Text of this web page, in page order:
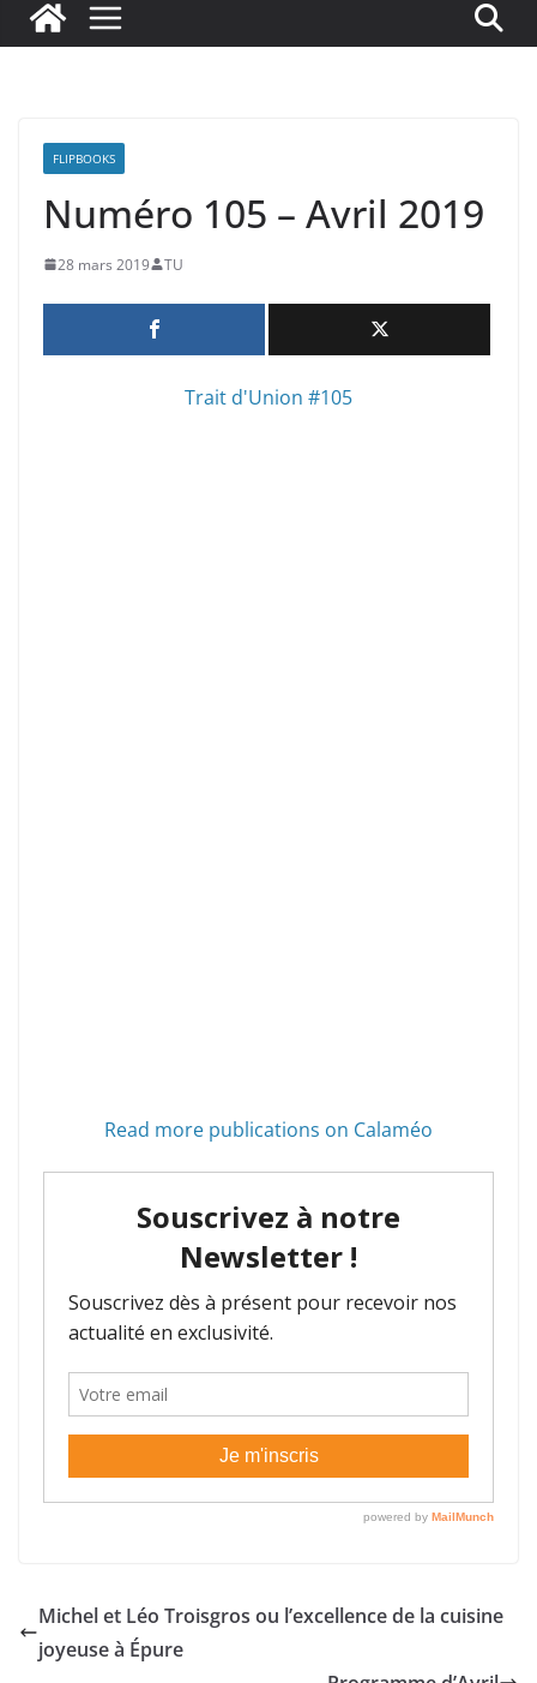
FLIPBOOKS
Numéro 105 – Avril 2019
28 mars 2019 TU
Trait d'Union #105
Read more publications on Calaméo
Michel et Léo Troisgros ou l’excellence de la cuisine
joyeuse à Épure